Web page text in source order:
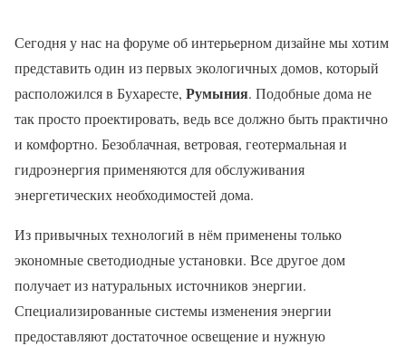
Сегодня у нас на форуме об интерьерном дизайне мы хотим
представить один из первых экологичных домов, который
расположился в Бухаресте, Румыния. Подобные дома не
так просто проектировать, ведь все должно быть практично
и комфортно. Безоблачная, ветровая, геотермальная и
гидроэнергия применяются для обслуживания
энергетических необходимостей дома.
Из привычных технологий в нём применены только
экономные светодиодные установки. Все другое дом
получает из натуральных источников энергии.
Специализированные системы изменения энергии
предоставляют достаточное освещение и нужную